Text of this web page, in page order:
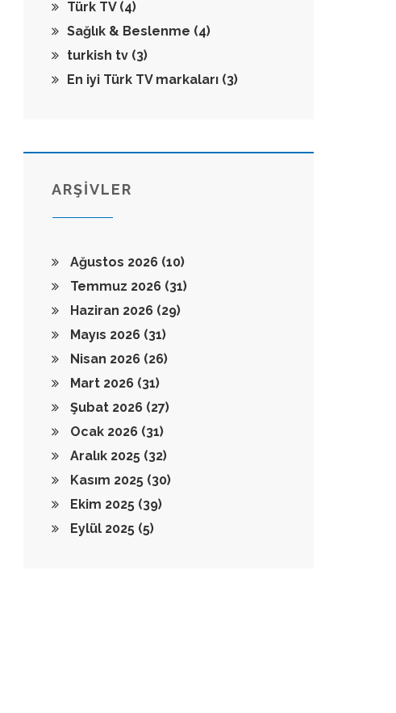
Türk TV (4)
Sağlık & Beslenme (4)
turkish tv (3)
En iyi Türk TV markaları (3)
ARŞİVLER
Ağustos 2026 (10)
Temmuz 2026 (31)
Haziran 2026 (29)
Mayıs 2026 (31)
Nisan 2026 (26)
Mart 2026 (31)
Şubat 2026 (27)
Ocak 2026 (31)
Aralık 2025 (32)
Kasım 2025 (30)
Ekim 2025 (39)
Eylül 2025 (5)